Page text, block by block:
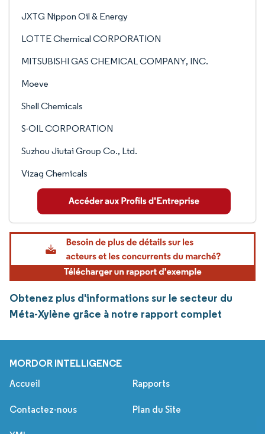
JXTG Nippon Oil & Energy
LOTTE Chemical CORPORATION
MITSUBISHI GAS CHEMICAL COMPANY, INC.
Moeve
Shell Chemicals
S-OIL CORPORATION
Suzhou Jiutai Group Co., Ltd.
Vizag Chemicals
Obtenez plus d'informations sur le secteur du
Méta-Xylène grâce à notre rapport complet
MORDOR INTELLIGENCE
Accueil Rapports
Contactez-nous Plan du Site